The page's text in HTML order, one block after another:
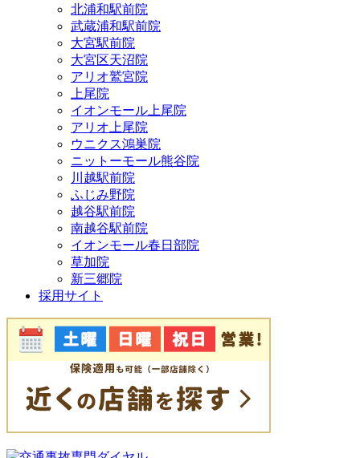
北浦和駅前院
武蔵浦和駅前院
大宮駅前院
大宮区天沼院
アリオ鷲宮院
上尾院
イオンモール上尾院
アリオ上尾院
ウニクス鴻巣院
ニットーモール熊谷院
川越駅前院
ふじみ野院
越谷駅前院
南越谷駅前院
イオンモール春日部院
草加院
新三郷院
採用サイト